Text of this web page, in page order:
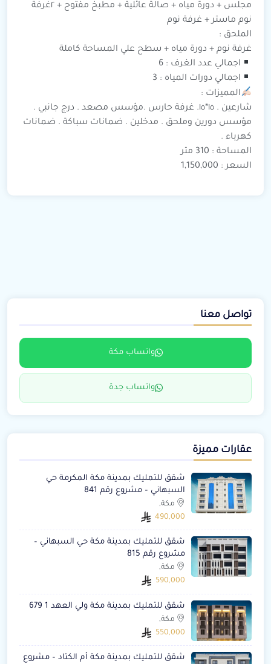
مجلس + دورة مياه + صالة عائلية + مطبخ مفتوح + ٢غرفة
نوم ماستر + غرفة نوم
الملحق :
غرفة نوم + دورة مياه + سطح علي المساحة كاملة
اجمالي عدد الغرف : 6
اجمالي دورات المياه : 3
المميزات :
شارعين . ١٥*١٥. غرفة حارس .مؤسس مصعد . درج جانبي .
مؤسس دورين وملحق . مدخلين . ضمانات سباكة . ضمانات
كهرباء .
المساحة : 310 متر
السعر : 1,150,000
تواصل معنا
واتساب مكة
واتساب جدة
عقارات مميزة
شقق للتمليك بمدينة مكة المكرمة حي
السبهاني – مشروع رقم 841
مكة,
490,000
شقق للتمليك بمدينة مكة حي السبهاني –
مشروع رقم 815
مكة,
590,000
شقق للتمليك بمدينة مكة ولي العهد 1 679
مكة,
550,000
شقق للتمليك بمدينة مكة أم الكتاد – مشروع